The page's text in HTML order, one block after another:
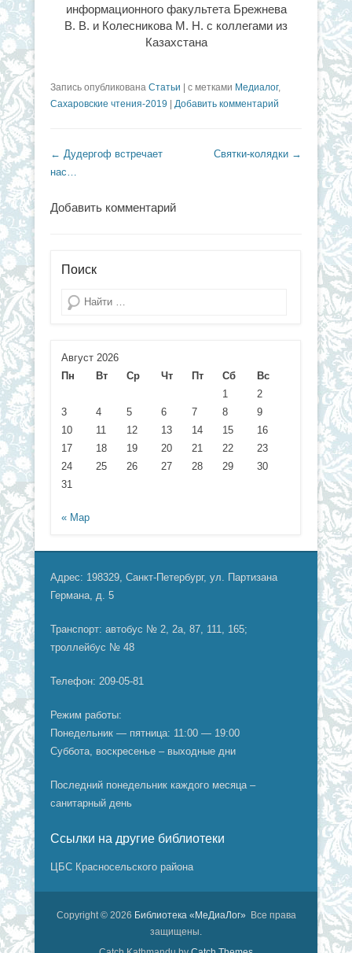
информационного факультета Брежнева
В. В. и Колесникова М. Н. с коллегами из
Казахстана
Запись опубликована Статьи | с метками Медиалог,
Сахаровские чтения-2019 | Добавить комментарий
Навигация по записям
← Дудергоф встречает
нас…
Святки-колядки →
Добавить комментарий
Поиск
Поиск
Август 2026
Пн
Вт Ср Чт Пт Сб
Вс
1
2
3
4 5 6 7 8
9
10
11 12 13 14 15
16
17
18 19 20 21 22
23
24
25 26 27 28 29
30
31
« Мар
Адрес: 198329, Санкт-Петербург, ул. Партизана
Германа, д. 5
Транспорт: автобус № 2, 2а, 87, 111, 165;
троллейбус № 48
Телефон: 209-05-81
Режим работы:
Понедельник — пятница: 11:00 — 19:00
Суббота, воскресенье – выходные дни
Последний понедельник каждого месяца –
санитарный день
Ссылки на другие библиотеки
ЦБС Красносельского района
Copyright © 2026 Библиотека «МеДиаЛог» Все права
защищены.